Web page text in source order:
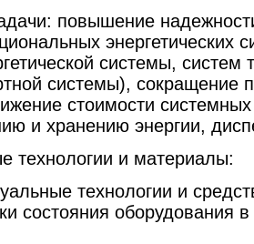
повышение
энергетических
системы, систем
системы), сокращение
стоимости
и хранению энергии,
технологии и материалы:
технологии и
состояния оборудования в